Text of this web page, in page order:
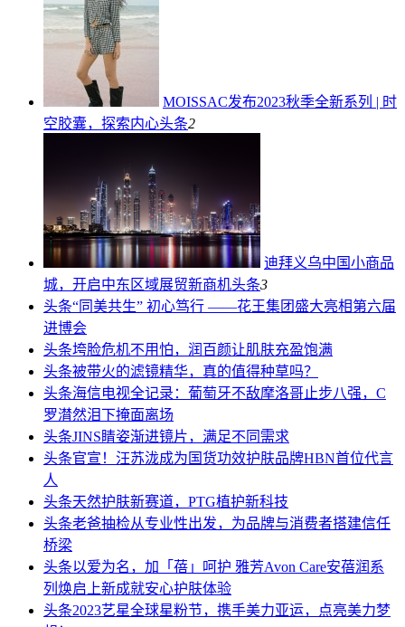
MOISSAC发布2023秋季全新系列 | 时
空胶囊，探索内心头条2
迪拜义乌中国小商品
城，开启中东区域展贸新商机头条3
头条“同美共生” 初心笃行 ——花王集团盛大亮相第六届
进博会
头条垮脸危机不用怕，润百颜让肌肤充盈饱满
头条被带火的滤镜精华，真的值得种草吗？
头条海信电视全记录：葡萄牙不敌摩洛哥止步八强，C
罗潸然泪下掩面离场
头条JINS睛姿渐进镜片，满足不同需求
头条官宣！汪苏泷成为国货功效护肤品牌HBN首位代言
人
头条天然护肤新赛道，PTG植护新科技
头条老爸抽检从专业性出发，为品牌与消费者搭建信任
桥梁
头条以爱为名，加「蓓」呵护 雅芳Avon Care安蓓润系
列焕启上新成就安心护肤体验
头条2023艺星全球星粉节，携手美力亚运，点亮美力梦